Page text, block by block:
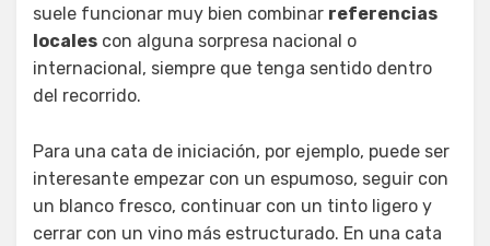
suele funcionar muy bien combinar referencias
locales con alguna sorpresa nacional o
internacional, siempre que tenga sentido dentro
del recorrido.
Para una cata de iniciación, por ejemplo, puede ser
interesante empezar con un espumoso, seguir con
un blanco fresco, continuar con un tinto ligero y
cerrar con un vino más estructurado. En una cata